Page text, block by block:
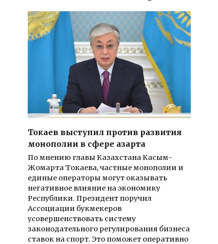
Токаев выступил против развития
монополии в сфере азарта
По мнению главы Казахстана Касым-
Жомарта Токаева, частные монополии и
единые операторы могут оказывать
негативное влияние на экономику
Республики. Президент поручил
Ассоциации букмекеров
усовершенствовать систему
законодательного регулирования бизнеса
ставок на спорт. Это поможет оперативно